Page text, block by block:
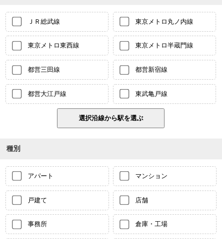
ＪＲ総武線 東京メトロ丸ノ内線
東京メトロ東西線 東京メトロ半蔵門線
都営三田線 都営新宿線
都営大江戸線 東武亀戸線
種別
アパート マンション
戸建て 店舗
事務所 倉庫・工場